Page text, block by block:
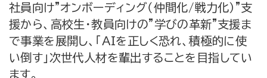
社員向け”オンボーディング（仲間化/戦力化）”支
援から、高校生・教員向けの”学びの革新”支援ま
で事業を展開し、「AIを正しく恐れ、積極的に使
い倒す」次世代人材を輩出することを目指してい
ます。